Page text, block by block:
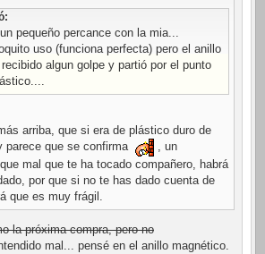
pequeño percance con la mia...
uso (funciona perfecta) pero el anillo
algun golpe y partió por el punto
arriba, que si era de plástico duro de
parece que se confirma
, un
mal que te ha tocado compañero, habrá
por que si no te has dado cuenta de
que es muy frágil.
la próxima compra, pero no
mal... pensé en el anillo magnético.